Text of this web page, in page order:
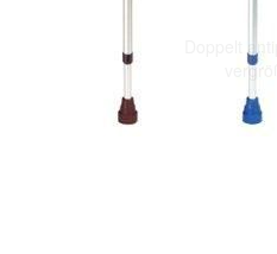
Doppelt